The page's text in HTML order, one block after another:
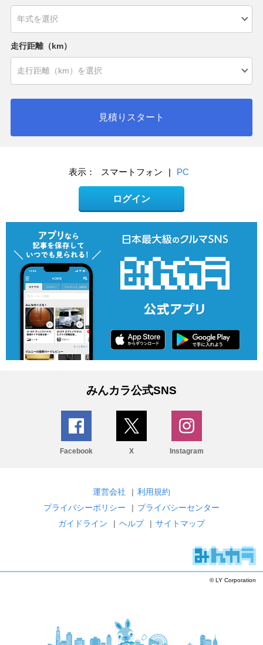
走行距離（km）
見積りスタート
表示： スマートフォン | PC
ログイン
みんカラ公式SNS
Facebook X Instagram
運営会社 | 利用規約
プライバシーポリシー
| プライバシーセンター
ガイドライン
| ヘルプ | サイトマップ
© LY Corporation